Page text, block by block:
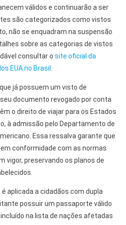
válidos e continuarão a ser
são categorizados como vistos
não se enquadram na suspensão
sobre as categorias de vistos
consultar o site oficial da
EUA no Brasil
já possuem um visto de
documento revogado por conta
o direito de viajar para os Estados
à admissão pelo Departamento de
Essa ressalva garante que
conformidade com as normas
vigor, preservando os planos de
aplicada a cidadãos com dupla
possuir um passaporte válido
na lista de nações afetadas